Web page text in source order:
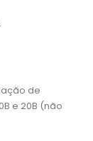
de
e 20B (não